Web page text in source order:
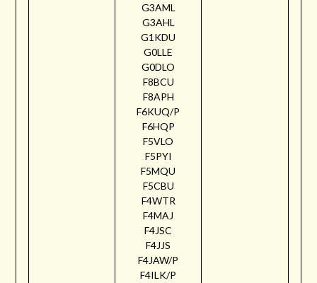
G3AML
G3AHL
G1KDU
G0LLE
G0DLO
F8BCU
F8APH
F6KUQ/P
F6HQP
F5VLO
F5PYI
F5MQU
F5CBU
F4WTR
F4MAJ
F4JSC
F4JJS
F4JAW/P
F4ILK/P